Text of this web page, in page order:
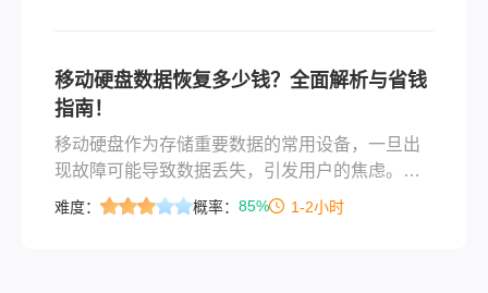
移动硬盘数据恢复多少钱？全面解析与省钱
指南！
移动硬盘作为存储重要数据的常用设备，一旦出
现故障可能导致数据丢失，引发用户的焦虑。而
数据恢复的费用因故障类型、硬盘状态、服务商
难度： 概率： 85% 1-2小时